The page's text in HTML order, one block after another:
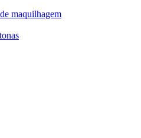
maquilhagem